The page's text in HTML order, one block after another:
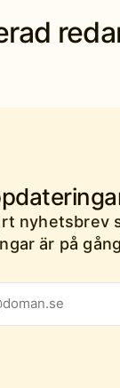
nyhetsbrev
är på